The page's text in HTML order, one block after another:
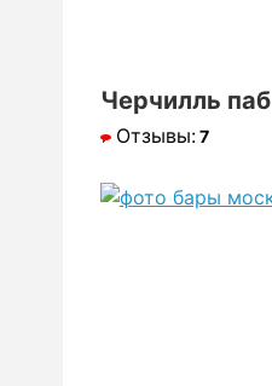
Черчилль паб
Отзывы:7